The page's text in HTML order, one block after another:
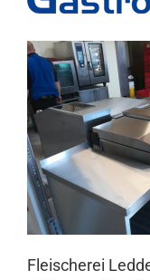
Fleischerei